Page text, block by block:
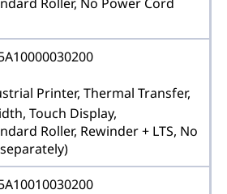
Roller, No Power Cord
Printer, Thermal Transfer,
Touch Display,
Roller, Rewinder + LTS, No